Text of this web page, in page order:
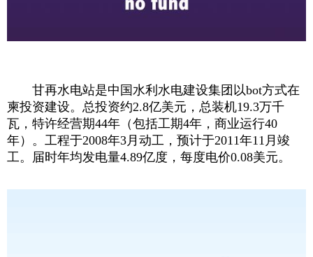
甘再水电站是中国水利水电建设集团以bot方式在
柬投资建设。总投资约2.8亿美元，总装机19.3万千
瓦，特许经营期44年（包括工期4年，商业运行40
年）。工程于2008年3月动工，预计于2011年11月竣
工。届时年均发电量4.89亿度，每度电价0.08美元。